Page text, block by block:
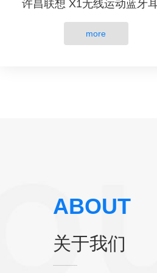
许昌联想 X1无线运动蓝牙
more
ABOUT
关于我们